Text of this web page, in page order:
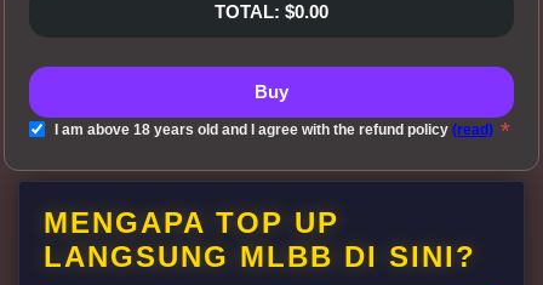
TOTAL: $0.00
Buy
I am above 18 years old and I agree with the refund policy (read) *
MENGAPA TOP UP
LANGSUNG MLBB DI SINI?